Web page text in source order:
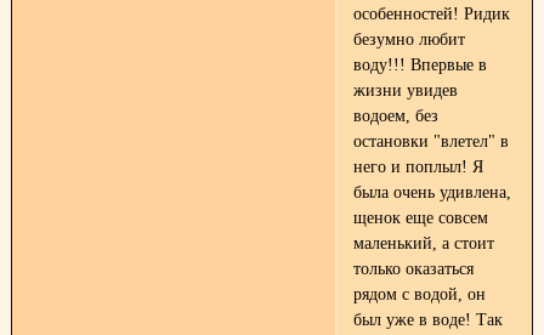
особенностей! Ридик
безумно любит
воду!!! Впервые в
жизни увидев
водоем, без
остановки "влетел" в
него и поплыл! Я
была очень удивлена,
щенок еще совсем
маленький, а стоит
только оказаться
рядом с водой, он
был уже в воде! Так